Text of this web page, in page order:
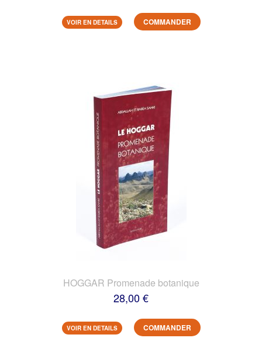
VOIR EN DETAILS COMMANDER
HOGGAR Promenade botanique
28,00 €
VOIR EN DETAILS COMMANDER